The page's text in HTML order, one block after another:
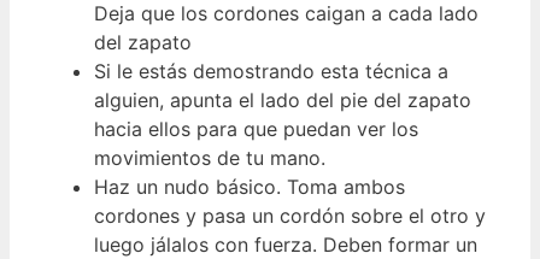
Deja que los cordones caigan a cada lado
del zapato
Si le estás demostrando esta técnica a
alguien, apunta el lado del pie del zapato
hacia ellos para que puedan ver los
movimientos de tu mano.
Haz un nudo básico. Toma ambos
cordones y pasa un cordón sobre el otro y
luego jálalos con fuerza. Deben formar un